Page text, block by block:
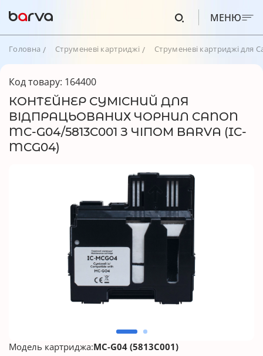
МЕНЮ
Головна Струменеві картриджі Струменеві картриджі для
Код товару: 164400
КОНТЕЙНЕР СУМІСНИЙ ДЛЯ
ВІДПРАЦЬОВАНИХ ЧОРНИЛ CANON
MC-G04/5813C001 З ЧІПОМ BARVA (IC-
MCG04)
Модель картриджа:MC-G04 (5813C001)